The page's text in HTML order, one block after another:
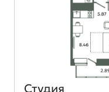
Студия